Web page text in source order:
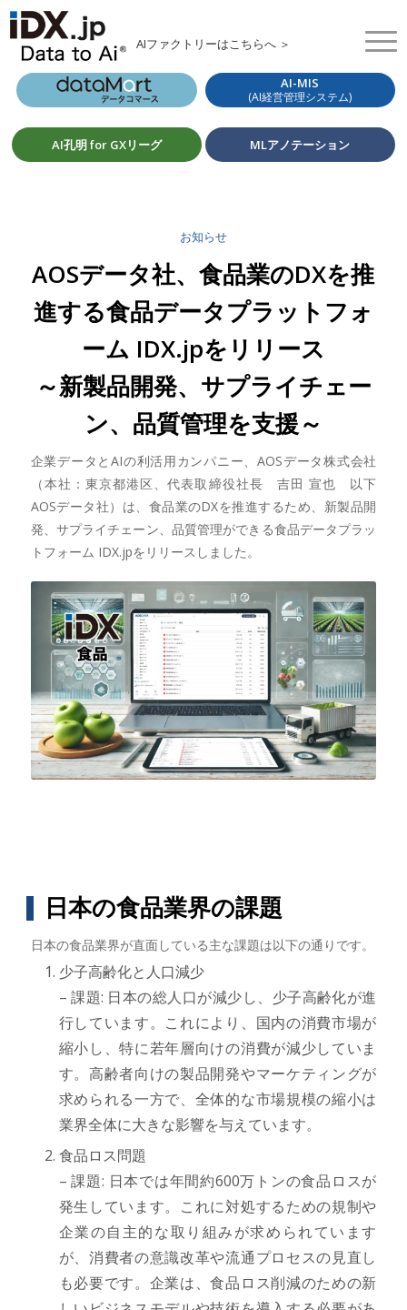
AIファクトリーはこちらへ ＞
AI-MIS
(AI経営管理システム)
AI孔明 for GXリーグ MLアノテーション
お知らせ
AOSデータ社、食品業のDXを推
進する食品データプラットフォ
ーム IDX.jpをリリース
～新製品開発、サプライチェー
ン、品質管理を支援～
企業データとAIの利活用カンパニー、AOSデータ株式会社
（本社：東京都港区、代表取締役社長 吉田 宣也 以下
AOSデータ社）は、食品業のDXを推進するため、新製品開
発、サプライチェーン、品質管理ができる食品データプラッ
トフォーム IDX.jpをリリースしました。
日本の食品業界の課題
日本の食品業界が直面している主な課題は以下の通りです。
少子高齢化と人口減少
– 課題: 日本の総人口が減少し、少子高齢化が進
行しています。これにより、国内の消費市場が
縮小し、特に若年層向けの消費が減少していま
す。高齢者向けの製品開発やマーケティングが
求められる一方で、全体的な市場規模の縮小は
業界全体に大きな影響を与えています。
食品ロス問題
– 課題: 日本では年間約600万トンの食品ロスが
発生しています。これに対処するための規制や
企業の自主的な取り組みが求められています
が、消費者の意識改革や流通プロセスの見直し
も必要です。企業は、食品ロス削減のための新